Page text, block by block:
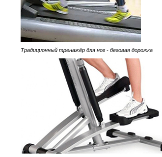
Традиционный тренажёр для ног - беговая дорожка